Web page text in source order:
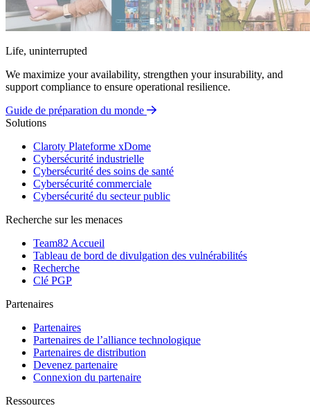
Life, uninterrupted
We maximize your availability, strengthen your insurability, and
support compliance to ensure operational resilience.
Guide de préparation du monde
Solutions
Claroty Plateforme xDome
Cybersécurité industrielle
Cybersécurité des soins de santé
Cybersécurité commerciale
Cybersécurité du secteur public
Recherche sur les menaces
Team82 Accueil
Tableau de bord de divulgation des vulnérabilités
Recherche
Clé PGP
Partenaires
Partenaires
Partenaires de l’alliance technologique
Partenaires de distribution
Devenez partenaire
Connexion du partenaire
Ressources